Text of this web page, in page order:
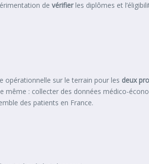
de vérifier les diplômes et
opérationnelle sur le terrain pour les deux
même : collecter des données médico-
des patients en France.